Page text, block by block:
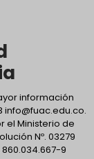
información
info@fuac.edu.co.
el Ministerio de
Nº. 03279
860.034.667-9